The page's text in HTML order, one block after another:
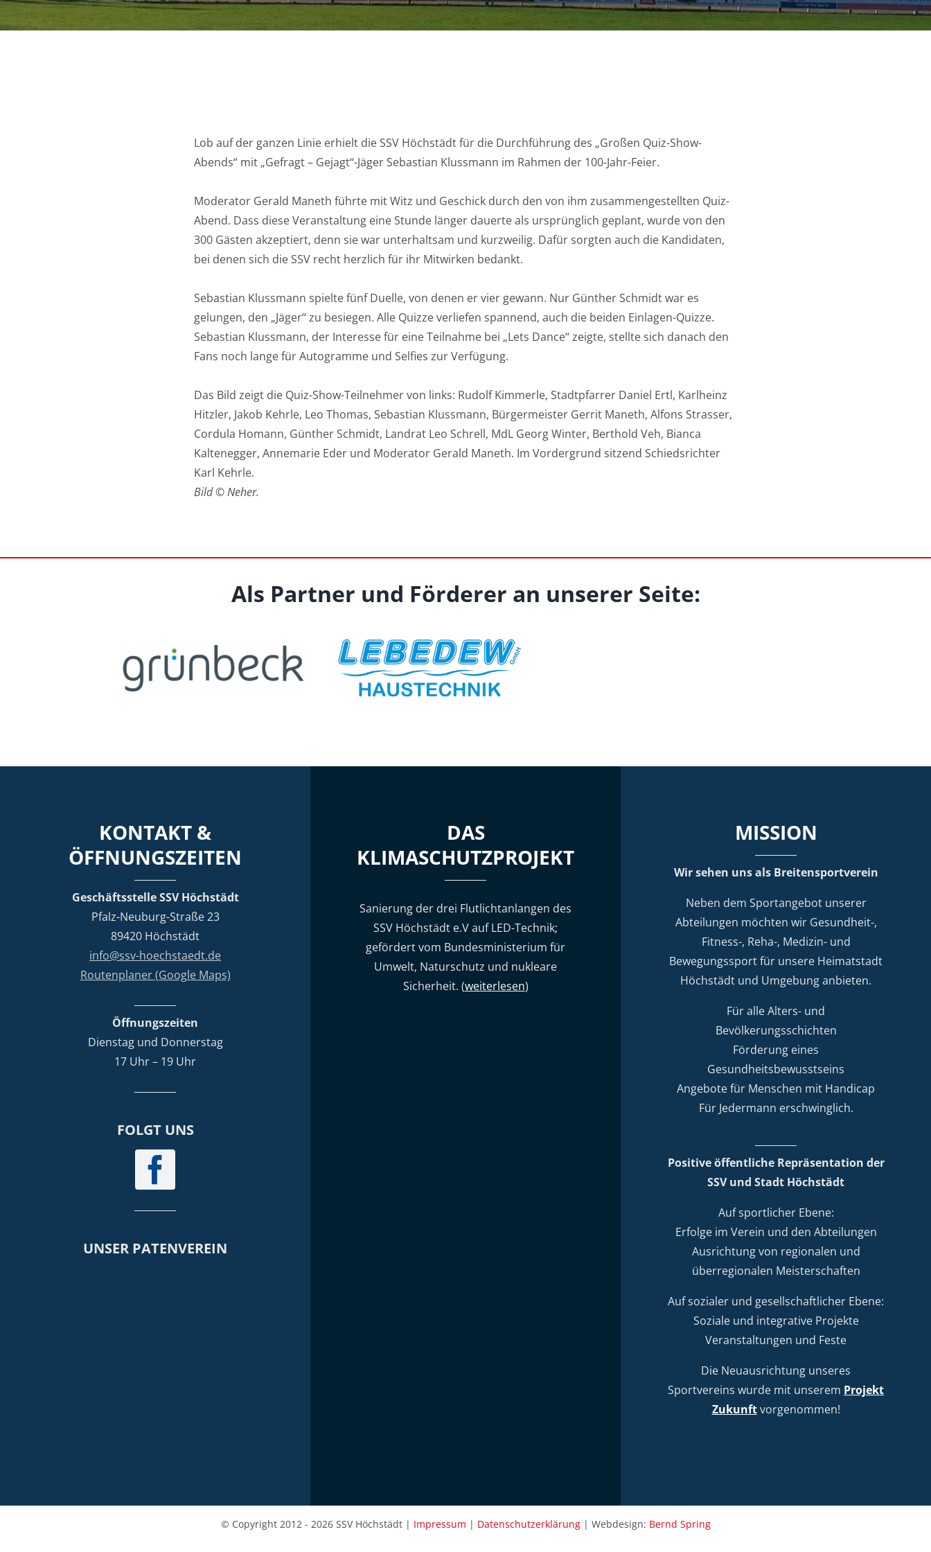
Lob auf der ganzen Linie erhielt die SSV Höchstädt für die Durchführung des „Großen Quiz-Show-
Abends“ mit „Gefragt – Gejagt“-Jäger Sebastian Klussmann im Rahmen der 100-Jahr-Feier.
Moderator Gerald Maneth führte mit Witz und Geschick durch den von ihm zusammengestellten Quiz-
Abend. Dass diese Veranstaltung eine Stunde länger dauerte als ursprünglich geplant, wurde von den
300 Gästen akzeptiert, denn sie war unterhaltsam und kurzweilig. Dafür sorgten auch die Kandidaten,
bei denen sich die SSV recht herzlich für ihr Mitwirken bedankt.
Sebastian Klussmann spielte fünf Duelle, von denen er vier gewann. Nur Günther Schmidt war es
gelungen, den „Jäger“ zu besiegen. Alle Quizze verliefen spannend, auch die beiden Einlagen-Quizze.
Sebastian Klussmann, der Interesse für eine Teilnahme bei „Lets Dance“ zeigte, stellte sich danach den
Fans noch lange für Autogramme und Selfies zur Verfügung.
Das Bild zeigt die Quiz-Show-Teilnehmer von links: Rudolf Kimmerle, Stadtpfarrer Daniel Ertl, Karlheinz
Hitzler, Jakob Kehrle, Leo Thomas, Sebastian Klussmann, Bürgermeister Gerrit Maneth, Alfons Strasser,
Cordula Homann, Günther Schmidt, Landrat Leo Schrell, MdL Georg Winter, Berthold Veh, Bianca
Kaltenegger, Annemarie Eder und Moderator Gerald Maneth. Im Vordergrund sitzend Schiedsrichter
Karl Kehrle.
Bild © Neher.
Als Partner und Förderer an unserer Seite:
KONTAKT &
ÖFFNUNGSZEITEN
Geschäftsstelle SSV Höchstädt
Pfalz-Neuburg-Straße 23
89420 Höchstädt
info@ssv-hoechstaedt.de
Routenplaner (Google Maps)
Öffnungszeiten
Dienstag und Donnerstag
17 Uhr – 19 Uhr
FOLGT UNS
UNSER PATENVEREIN
DAS
KLIMASCHUTZPROJEKT
Sanierung der drei Flutlichtanlangen des
SSV Höchstädt e.V auf LED-Technik;
gefördert vom Bundesministerium für
Umwelt, Naturschutz und nukleare
Sicherheit. (weiterlesen)
MISSION
Wir sehen uns als Breitensportverein
Neben dem Sportangebot unserer
Abteilungen möchten wir Gesundheit-,
Fitness-, Reha-, Medizin- und
Bewegungssport für unsere Heimatstadt
Höchstädt und Umgebung anbieten.
Für alle Alters- und
Bevölkerungsschichten
Förderung eines
Gesundheitsbewusstseins
Angebote für Menschen mit Handicap
Für Jedermann erschwinglich.
Positive öffentliche Repräsentation der
SSV und Stadt Höchstädt
Auf sportlicher Ebene:
Erfolge im Verein und den Abteilungen
Ausrichtung von regionalen und
überregionalen Meisterschaften
Auf sozialer und gesellschaftlicher Ebene:
Soziale und integrative Projekte
Veranstaltungen und Feste
Die Neuausrichtung unseres
Sportvereins wurde mit unserem Projekt
Zukunftvorgenommen!
© Copyright 2012 - 2026 SSV Höchstädt | Impressum | Datenschutzerklärung| Webdesign: Bernd Spring